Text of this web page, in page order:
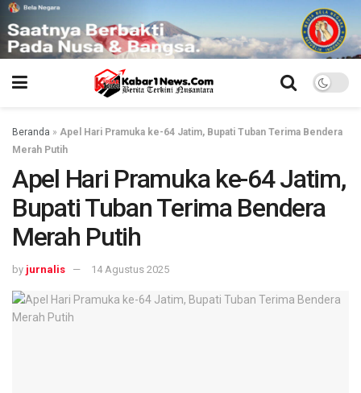
Beranda » Apel Hari Pramuka ke-64 Jatim, Bupati Tuban Terima Bendera
Merah Putih
Apel Hari Pramuka ke-64 Jatim,
Bupati Tuban Terima Bendera
Merah Putih
by jurnalis 14 Agustus 2025